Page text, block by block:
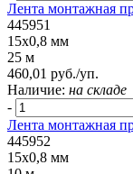
Лента монтажная
445951
15x0,8 мм
25 м
460,01 руб./уп.
Наличие: на складе
-
Лента монтажная
445952
15x0,8 мм